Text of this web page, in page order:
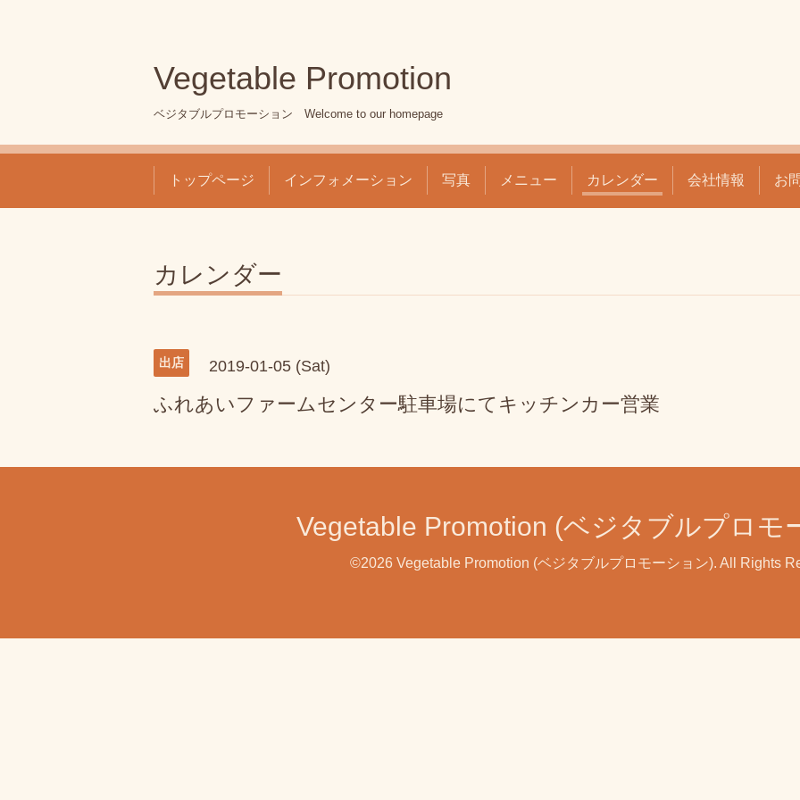
Vegetable Promotion
ベジタブルプロモーション Welcome to our homepage
トップページ インフォメーション 写真 メニュー カレンダー 会社情報 お
カレンダー
出店 2019-01-05 (Sat)
ふれあいファームセンター駐車場にてキッチンカー営業
Vegetable Promotion (ベジタブルプロモ
©2026 Vegetable Promotion (ベジタブルプロモーション). All Rights